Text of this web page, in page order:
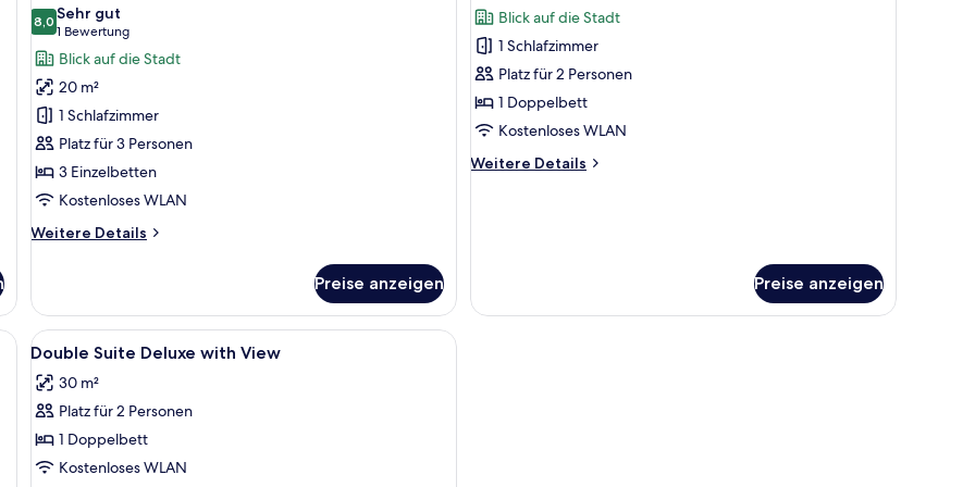
für
Executive-
Zimmer,
3 Einzelbetten
anzeigen
8,08,0 von 10
Sehr gut
1 Bewertung
(1
Bewertung)
Blick auf die Stadt
20 m²
1 Schlafzimmer
Platz für 3 Personen
3 Einzelbetten
Kostenloses WLAN
Weitere Details
Weitere
Zimmer,
3 Einzelbetten
Preise anzeigen
für
Deluxe-
Zimmer
anzeigen
Blick auf die Stadt
1 Schlafzimmer
Platz für 2 Personen
1 Doppelbett
Kostenloses WLAN
Weitere Details
Weitere
Preise anzeigen
Verdunkelungsvorhänge, kostenloses WLAN
Alle
Fotos
für
Double
Suite
Deluxe
Minibar, Schreibtisch, Verdunkelungsvorhänge, kostenloses WLAN
4
Double Suite Deluxe with View
30 m²
Platz für 2 Personen
1 Doppelbett
Kostenloses WLAN